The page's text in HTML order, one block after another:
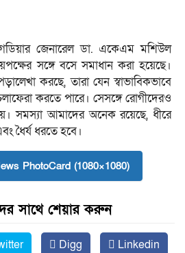
জেনারেল ডা. একেএম মশিউল
সঙ্গে বসে সমাধান করা হয়েছে।
করছে, তারা যেন স্বাভাবিকভাবে
করতে পারে। সেসঙ্গে রোগীদেরও
সমস্যা আমাদের অনেক রয়েছে, ধীরে
ধৈর্য ধরতে হবে।
PhotoCard (1080×1080)
সাথে শেয়ার করুন
Digg
Linkedin